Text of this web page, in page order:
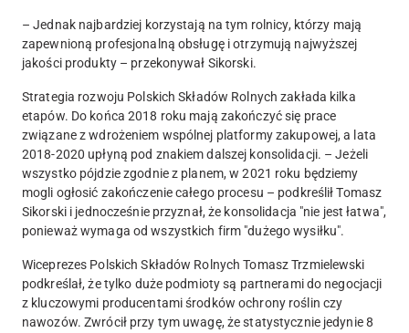
– Jednak najbardziej korzystają na tym rolnicy, którzy mają
zapewnioną profesjonalną obsługę i otrzymują najwyższej
jakości produkty – przekonywał Sikorski.
Strategia rozwoju Polskich Składów Rolnych zakłada kilka
etapów. Do końca 2018 roku mają zakończyć się prace
związane z wdrożeniem wspólnej platformy zakupowej, a lata
2018-2020 upłyną pod znakiem dalszej konsolidacji. – Jeżeli
wszystko pójdzie zgodnie z planem, w 2021 roku będziemy
mogli ogłosić zakończenie całego procesu – podkreślił Tomasz
Sikorski i jednocześnie przyznał, że konsolidacja "nie jest łatwa",
ponieważ wymaga od wszystkich firm "dużego wysiłku".
Wiceprezes Polskich Składów Rolnych Tomasz Trzmielewski
podkreślał, że tylko duże podmioty są partnerami do negocjacji
z kluczowymi producentami środków ochrony roślin czy
nawozów. Zwrócił przy tym uwagę, że statystycznie jedynie 8